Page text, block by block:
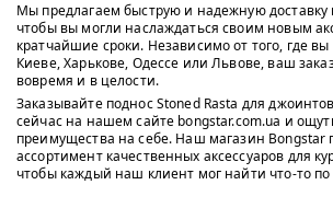
Мы предлагаем быструю и надежную доставку
чтобы вы могли наслаждаться своим новым
кратчайшие сроки. Независимо от того, где вы
Киеве, Харькове, Одессе или Львове, ваш
вовремя и в целости.
Заказывайте поднос Stoned Rasta для
сейчас на нашем сайте bongstar.com.ua и
преимущества на себе. Наш магазин Bongstar
ассортимент качественных аксессуаров для
чтобы каждый наш клиент мог найти что-то по